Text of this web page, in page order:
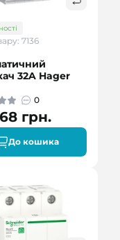
7136
32A Hager
0
грн.
До кошика